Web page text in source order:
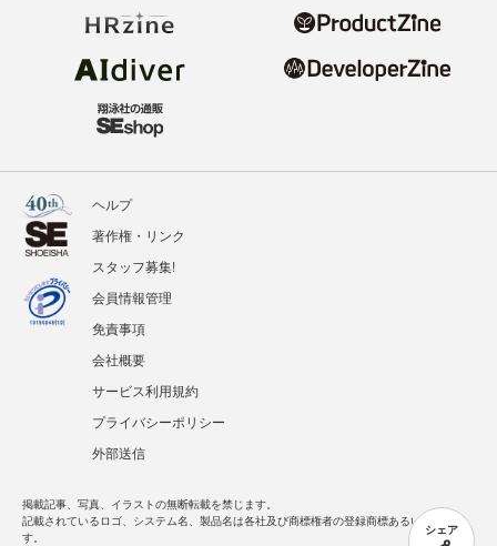
シェア
ヘルプ
著作権・リンク
スタッフ募集!
会員情報管理
免責事項
会社概要
サービス利用規約
プライバシーポリシー
外部送信
掲載記事、写真、イラストの無断転載を禁じます。
記載されているロゴ、システム名、製品名は各社及び商標権者の登録商標あるいは商標で
す。